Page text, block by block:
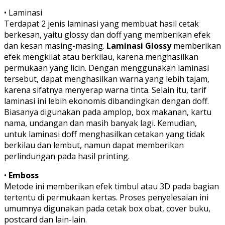
• Laminasi
Terdapat 2 jenis laminasi yang membuat hasil cetak
berkesan, yaitu glossy dan doff yang memberikan efek
dan kesan masing-masing. Laminasi Glossymemberikan
efek mengkilat atau berkilau, karena menghasilkan
permukaan yang licin. Dengan menggunakan laminasi
tersebut, dapat menghasilkan warna yang lebih tajam,
karena sifatnya menyerap warna tinta. Selain itu, tarif
laminasi ini lebih ekonomis dibandingkan dengan doff.
Biasanya digunakan pada amplop, box makanan, kartu
nama, undangan dan masih banyak lagi. Kemudian,
untuk laminasi doff menghasilkan cetakan yang tidak
berkilau dan lembut, namun dapat memberikan
perlindungan pada hasil printing.
• Emboss
Metode ini memberikan efek timbul atau 3D pada bagian
tertentu di permukaan kertas. Proses penyelesaian ini
umumnya digunakan pada cetak box obat, cover buku,
postcard dan lain-lain.